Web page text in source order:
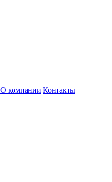
О компании Контакты